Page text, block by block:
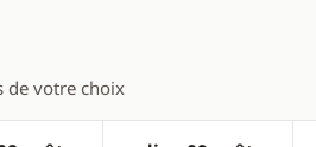
de votre choix